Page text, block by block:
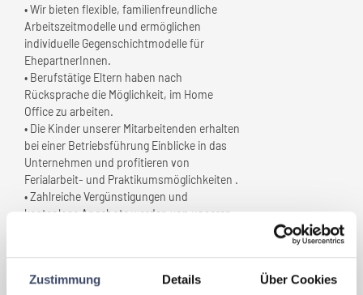
Zustimmung Details Über Cookies
• Wir bieten flexible, familienfreundliche
Arbeitszeitmodelle und ermöglichen
individuelle Gegenschichtmodelle für
EhepartnerInnen.
• Berufstätige Eltern haben nach
Rücksprache die Möglichkeit, im Home
Office zu arbeiten.
• Die Kinder unserer Mitarbeitenden erhalten
bei einer Betriebsführung Einblicke in das
Unternehmen und profitieren von
Ferialarbeit- und Praktikumsmöglichkeiten .
• Zahlreiche Vergünstigungen und
kostenlose Angebote werden von unseren
für familiäre Themen und die finanzielle